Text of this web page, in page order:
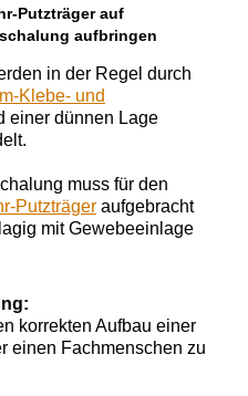
Putzträger auf
aufbringen
in der Regel durch
Klebe- und
einer dünnen Lage
muss für den
Putzträger aufgebracht
mit Gewebeeinlage
korrekten Aufbau einer
einen Fachmenschen zu